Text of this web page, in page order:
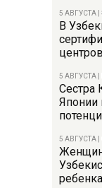
5 АВГУСТА
В
центров
5 АВГУСТА
Сестра
Японии
5 АВГУСТА
ребенка